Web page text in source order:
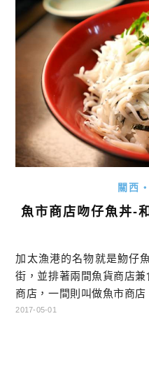
關西
魚市商店吻仔魚丼-
加太漁港的名物就是魩仔
街，並排著兩間魚貨商店
商店，一間則叫做魚市商
店的，但不巧他剛好就沒開
2017-05-01